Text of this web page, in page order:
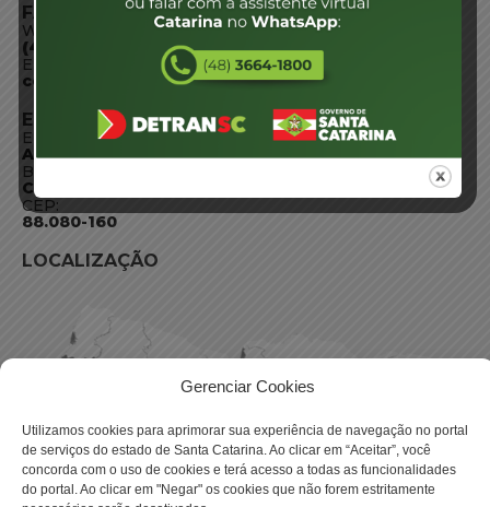
Gerenciar Cookies
Utilizamos cookies para aprimorar sua experiência de navegação no portal
de serviços do estado de Santa Catarina. Ao clicar em “Aceitar”, você
concorda com o uso de cookies e terá acesso a todas as funcionalidades
do portal. Ao clicar em "Negar" os cookies que não forem estritamente
FALE CONOSCO
WhatsApp:
(48) 3664-1800
E-mail:
centraldeinformacoes@detran.sc.gov.br
ENDEREÇO
Endereço:
Av. Almirante Tamandaré - 480
Bairro:
Coqueiros, Florianópolis SC
CEP:
88.080-160
LOCALIZAÇÃO